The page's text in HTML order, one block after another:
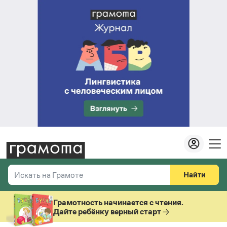
Искать на Грамоте
Справочная служба
Найти
Везде